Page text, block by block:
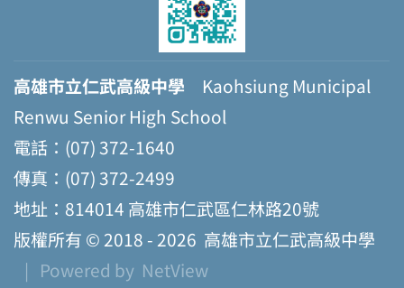
高雄市立仁武高級中學 Kaohsiung Municipal
Renwu Senior High School
電話：(07) 372-1640
傳真：(07) 372-2499
地址：814014 高雄市仁武區仁林路20號
版權所有 © 2018 - 2026 高雄市立仁武高級中學
| Powered by NetView